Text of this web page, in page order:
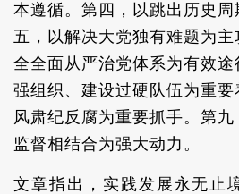
本遵循。第四，以跳出历史
五，以解决大党独有难题为
全全面从严治党体系为有效
强组织、建设过硬队伍为重
风肃纪反腐为重要抓手。第
监督相结合为强大动力。
文章指出，实践发展永无止